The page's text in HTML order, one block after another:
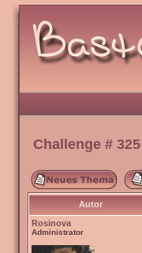
Challenge # 325
Autor
Rosinova
Administrator